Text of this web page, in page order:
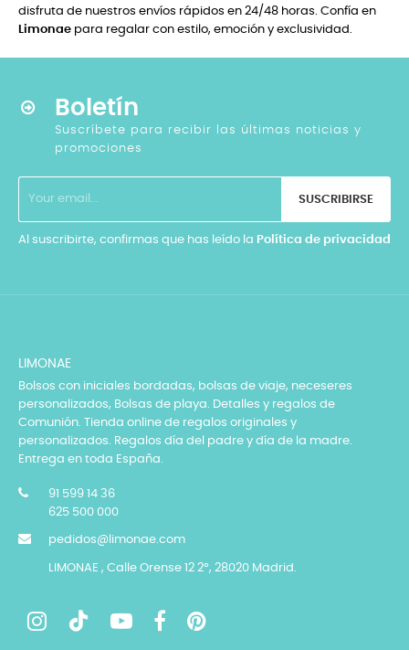
disfruta de nuestros envíos rápidos en 24/48 horas. Confía en
Limonae para regalar con estilo, emoción y exclusividad.
Boletín
Suscríbete para recibir las últimas noticias y
promociones
SUSCRIBIRSE
Al suscribirte, confirmas que has leído la Política de privacidad
LIMONAE
Bolsos con iniciales bordadas, bolsas de viaje, neceseres
personalizados, Bolsas de playa. Detalles y regalos de
Comunión. Tienda online de regalos originales y
personalizados. Regalos día del padre y día de la madre.
Entrega en toda España.
91 599 14 36
625 500 000
pedidos@limonae.com
LIMONAE , Calle Orense 12 2º, 28020 Madrid.